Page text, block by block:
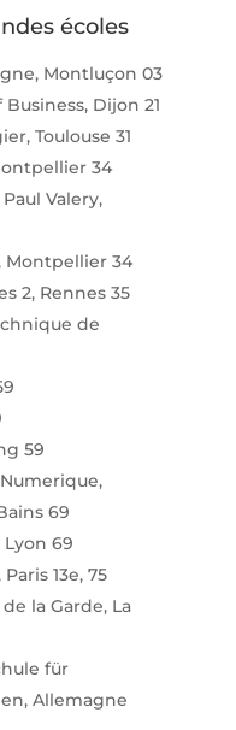
écoles
Montluçon 03
Dijon 21
Toulouse 31
34
Valery,
Montpellier 34
2, Rennes 35
de
59
69
69
13e, 75
la Garde, La
für
Allemagne